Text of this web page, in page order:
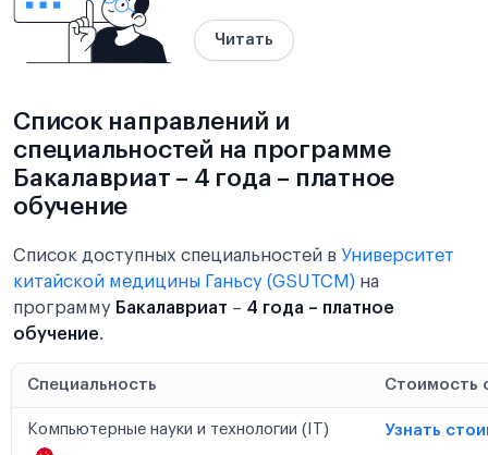
Читать
Список направлений и
специальностей на программе
Бакалавриат – 4 года – платное
обучение
Список доступных специальностей в Университет
китайской медицины Ганьсу (GSUTCM) на
программу Бакалавриат – 4 года – платное
обучение.
Специальность Стоимость
Компьютерные науки и технологии (IT) Узнать